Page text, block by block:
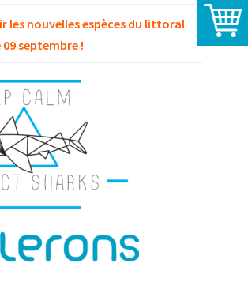
les nouvelles espèces du littoral
septembre !